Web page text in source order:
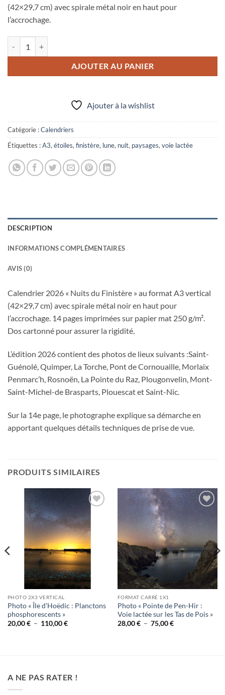
(42×29,7 cm) avec spirale métal noir en haut pour
l’accrochage.
AJOUTER AU PANIER
Ajouter à la wishlist
Catégorie :Calendriers
Étiquettes :A3, étoiles, finistère, lune, nuit, paysages, voie lactée
DESCRIPTION
INFORMATIONS COMPLÉMENTAIRES
AVIS (0)
Calendrier 2026 « Nuits du Finistère » au format A3 vertical
(42×29,7 cm) avec spirale métal noir en haut pour
l’accrochage. 14 pages imprimées sur papier mat 250 g/m².
Dos cartonné pour assurer la rigidité.
L’édition 2026 contient des photos de lieux suivants :Saint-
Guénolé, Quimper, La Torche, Pont de Cornouaille, Morlaix
Penmarc’h, Rosnoën, La Pointe du Raz, Plougonvelin, Mont-
Saint-Michel-de Brasparts, Plouescat et Saint-Nic.
Sur la 14e page, le photographe explique sa démarche en
apportant quelques détails techniques de prise de vue.
PRODUITS SIMILAIRES
wishlist
PHOTO 2X3 VERTICAL
Photo « Île d’Hoëdic : Planctons
phosphorescents »
20,00€ – 110,00€Plage
FORMAT CARRÉ 1X1
Photo « Pointe de Pen-Hir :
Voie lactée sur les Tas de Pois »
28,00€ – 75,00€Plage
A NE PAS RATER !